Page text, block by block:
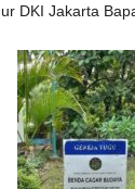
DKI Jakarta